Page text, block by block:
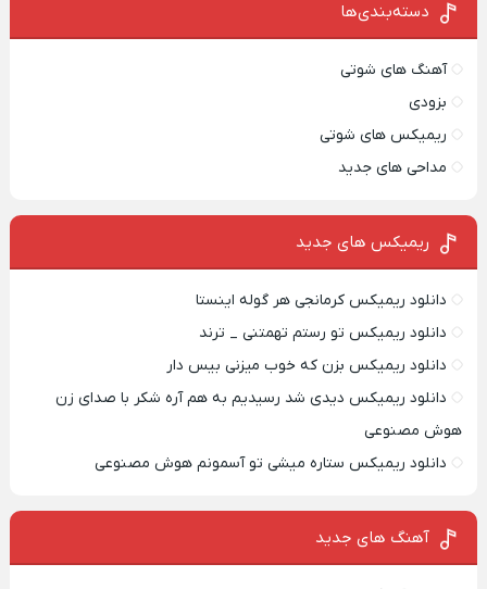
دسته‌بندی‌ها
آهنگ های شوتی
بزودی
ریمیکس های شوتی
مداحی های جدید
ریمیکس‌ های جدید
دانلود ریمیکس کرمانجی هر گوله اینستا
دانلود ریمیکس تو رستم تهمتنی _ ترند
دانلود ریمیکس بزن که خوب میزنی بیس دار
دانلود ریمیکس دیدی شد رسیدیم به هم آره شکر با صدای زن
هوش مصنوعی
دانلود ریمیکس ستاره میشی تو آسمونم هوش مصنوعی
آهنگ های جدید